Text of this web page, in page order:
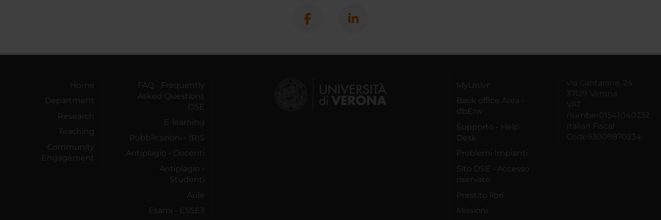
Home
Department
Research
Teaching
Community
Engagement
FAQ - Frequently
Asked Questions
DSE
E-learning
Pubblicazioni - IRIS
Antiplagio - Docenti
Antiplagio -
Studenti
Aule
Esami - ESSE3
MyUnivr
Back office Area -
dbErw
Supporto - Help
Desk
Problemi Impianti
Sito DSE - Accesso
riservato
Prestito libri
Missioni
via Cantarane, 24
37129 Verona
VAT
number01541040232
Italian Fiscal
Code93009870234